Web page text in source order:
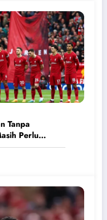
Tanpa
Perlu